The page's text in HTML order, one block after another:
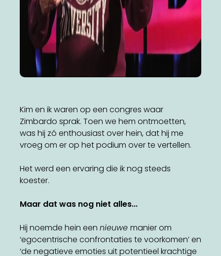
Kim en ik waren op een congres waar
Zimbardo sprak. Toen we hem ontmoetten,
was hij zó enthousiast over hein, dat hij me
vroeg om er op het podium over te vertellen.
Het werd een ervaring die ik nog steeds
koester.
Maar dat was nog niet alles...
Hij noemde hein een nieuwe manier om
‘egocentrische confrontaties te voorkomen’ en
‘de negatieve emoties uit potentieel krachtige